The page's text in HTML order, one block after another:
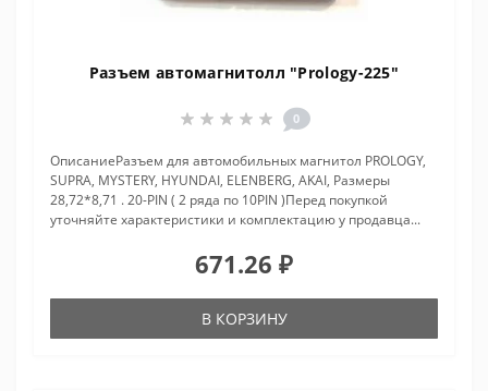
Разъем автомагнитолл "Prology-225"
0
ОписаниеРазъем для автомобильных магнитол PROLOGY,
SUPRA, MYSTERY, HYUNDAI, ELENBERG, AKAI, Размеры
28,72*8,71 . 20-PIN ( 2 ряда по 10PIN )Перед покупкой
уточняйте характеристики и комплектацию у продавца...
671.26 ₽
В КОРЗИНУ